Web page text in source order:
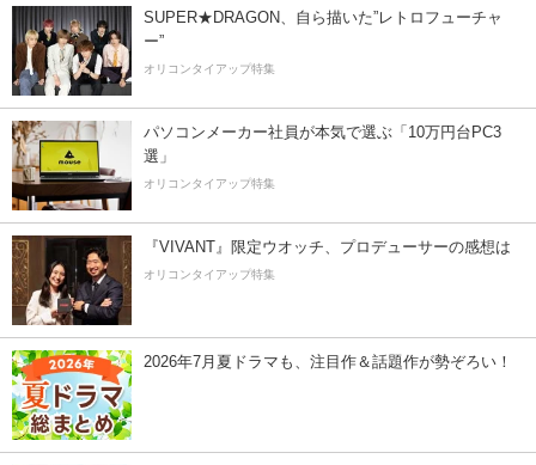
SUPER★DRAGON、自ら描いた”レトロフューチャ
ー”
オリコンタイアップ特集
パソコンメーカー社員が本気で選ぶ「10万円台PC3
選」
オリコンタイアップ特集
『VIVANT』限定ウオッチ、プロデューサーの感想は
オリコンタイアップ特集
2026年7月夏ドラマも、注目作＆話題作が勢ぞろい！